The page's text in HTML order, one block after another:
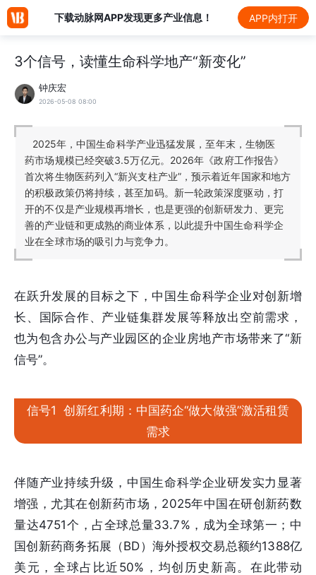
下载动脉网APP发现更多产业信息！ APP内打开
3个信号，读懂生命科学地产“新变化”
钟庆宏
2026-05-08 08:00
2025年，中国生命科学产业迅猛发展，至年末，生物医
药市场规模已经突破3.5万亿元。2026年《政府工作报告》
首次将生物医药列入“新兴支柱产业”，预示着近年国家和地方
的积极政策仍将持续，甚至加码。新一轮政策深度驱动，打
开的不仅是产业规模再增长，也是更强的创新研发力、更完
善的产业链和更成熟的商业体系，以此提升中国生命科学企
业在全球市场的吸引力与竞争力。
在跃升发展的目标之下，中国生命科学企业对创新增
长、国际合作、产业链集群发展等释放出空前需求，
也为包含办公与产业园区的企业房地产市场带来了“新
信号”。
信号1 创新红利期：中国药企“做大做强”激活租赁
需求
伴随产业持续升级，中国生命科学企业研发实力显著
增强，尤其在创新药市场，2025年中国在研创新药数
量达4751个，占全球总量33.7%，成为全球第一；中
国创新药商务拓展（BD）海外授权交易总额约1388亿
美元，全球占比近50%，均创历史新高。在此带动